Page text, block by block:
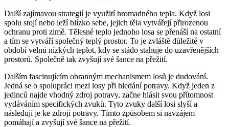
Další zajímavou strategií je využití hromadného tepla. Když losi
spolu stojí nebo leží blízko sebe, jejich těla vytvářejí přirozenou
ochranu proti zimě. Tělesné teplo jednoho losa se přenáší na ostatní
a tím se vytváří společný teplý prostor. To je zvláště důležité v
období velmi nízkých teplot, kdy se stádo stahuje do uzavřenějších
prostorů. Společně tak zvyšují své šance na přežití.
Dalším fascinujícím obranným mechanismem losů je dudování.
Jedná se o spolupráci mezi losy při hledání potravy. Když jeden z
jedinců najde vhodný zdroj potravy, začne hlásit svou přítomnost
vydáváním specifických zvuků. Tyto zvuky další losi slyší a
následují je ke zdroji potravy. Tímto způsobem si navzájem
pomáhají a zvyšují své šance na přežití.